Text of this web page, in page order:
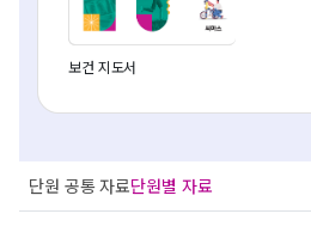
보건 지도서
단원 공통 자료단원별 자료